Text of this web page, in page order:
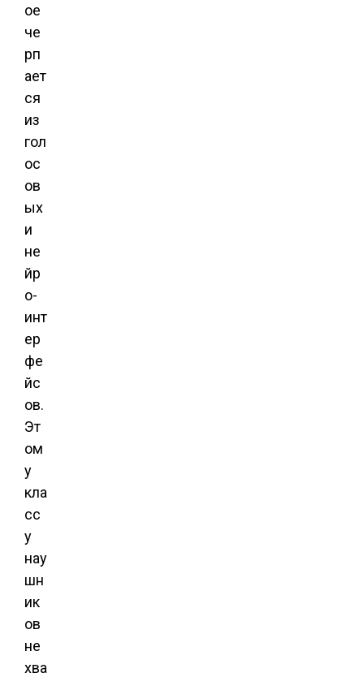
ое
че
рп
ает
ся
из
гол
ос
ов
ых
и
не
йр
о-
инт
ер
фе
йс
ов.
Эт
ом
у
кла
сс
у
нау
шн
ик
ов
не
хва